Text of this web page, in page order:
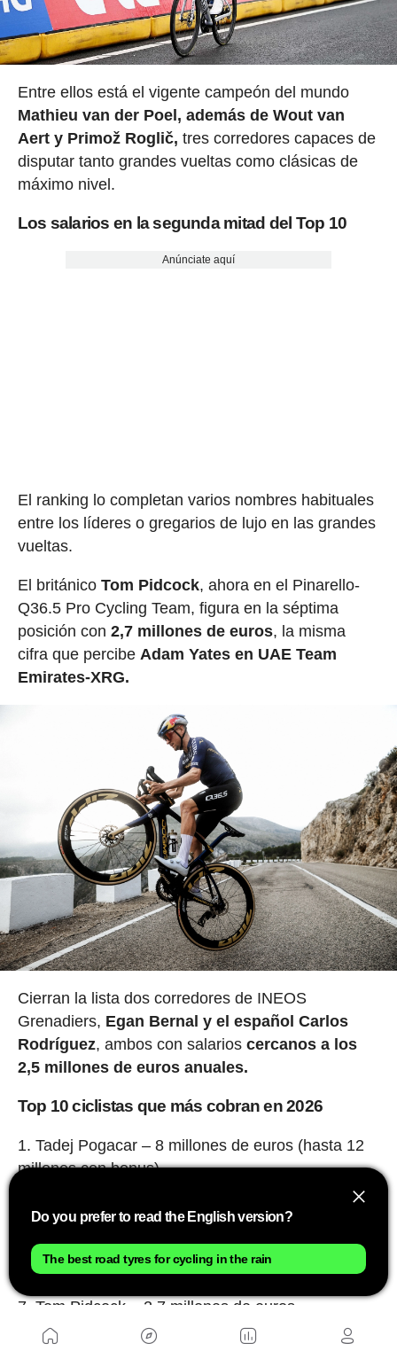
Entre ellos está el vigente campeón del mundo
Mathieu van der Poel, además de Wout van
Aert y Primož Roglič, tres corredores capaces de
disputar tanto grandes vueltas como clásicas de
máximo nivel.
Los salarios en la segunda mitad del Top 10
Anúnciate aquí
El ranking lo completan varios nombres habituales
entre los líderes o gregarios de lujo en las grandes
vueltas.
El británico Tom Pidcock, ahora en el Pinarello-
Q36.5 Pro Cycling Team, figura en la séptima
posición con 2,7 millones de euros, la misma
cifra que percibe Adam Yates en UAE Team
Emirates-XRG.
Cierran la lista dos corredores de INEOS
Grenadiers, Egan Bernal y el español Carlos
Rodríguez, ambos con salarios cercanos a los
2,5 millones de euros anuales.
Top 10 ciclistas que más cobran en 2026
Tadej Pogacar – 8 millones de euros (hasta 12
millones con bonus)
Jonas Vingegaard – 5 millones de euros
Wout van Aert – 4 millones de euros
Tom Pidcock – 2,7 millones de euros
Adam Yates – 2,7 millones de euros
Do you prefer to read the English version?
The best road tyres for cycling in the rain